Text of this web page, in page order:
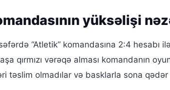
yüksəlişi
“Atletik” komandasına 2:4
qırmızı vərəqə alması komandanın
təslim olmadılar və basklarla sona